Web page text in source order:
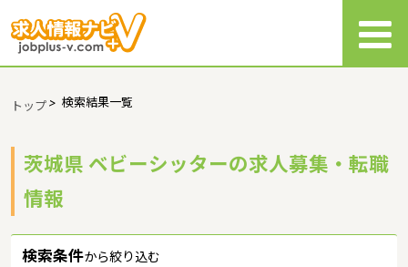
トップ> 検索結果一覧
茨城県 ベビーシッターの求人募集・転職
情報
検索条件から絞り込む